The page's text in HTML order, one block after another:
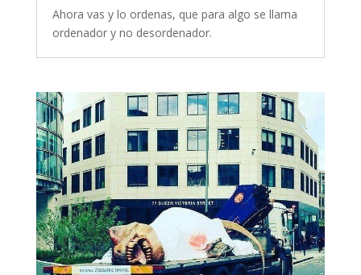
Ahora vas y lo ordenas, que para algo se llama
ordenador y no desordenador.